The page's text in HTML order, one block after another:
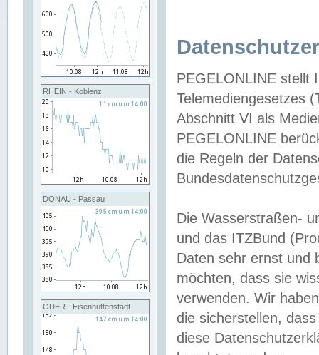
RHEIN - Koblenz
DONAU - Passau
ODER - Eisenhüttenstadt
PEGELONLINE stellt
Telemediengesetzes
Abschnitt VI als
PEGELONLINE
die Regeln der
Die Wasserstraßen-
und das ITZBund
Daten sehr ernst und
möchten, dass sie
verwenden. Wir
die sicherstellen,
diese